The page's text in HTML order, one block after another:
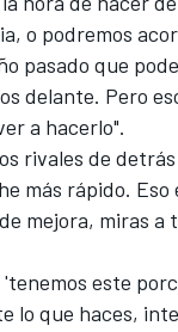
o podremos
pasado que
delante. Pero
a hacerlo".
rivales de
más rápido. Eso
mejora, miras a
este
lo que haces,